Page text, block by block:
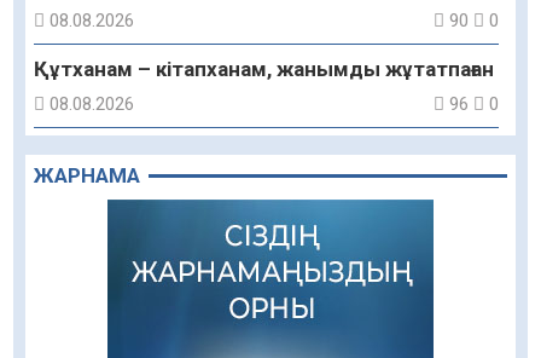
08.08.2026 90 0
Құтханам – кітапханам, жанымды жұтатпаған
08.08.2026 96 0
Құрылыс қарқыны – қала дамуының айғағы
08.08.2026
Зәулім ғимараттарда туған жерді түлеткен
азаматтардың қолтаңбасы бар
Еңбегі ерлікпен тең мамандық
ЖАРНАМА